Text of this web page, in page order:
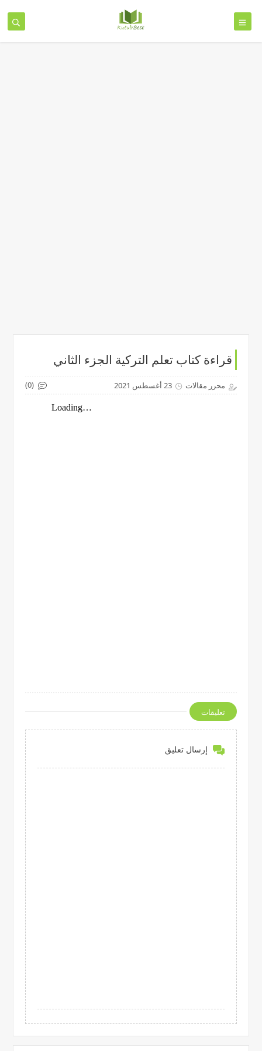
قراءة كتاب تعلم التركية الجزء الثاني
محرر مقالات 23 أغسطس 2021 (0)
تعليقات
إرسال تعليق